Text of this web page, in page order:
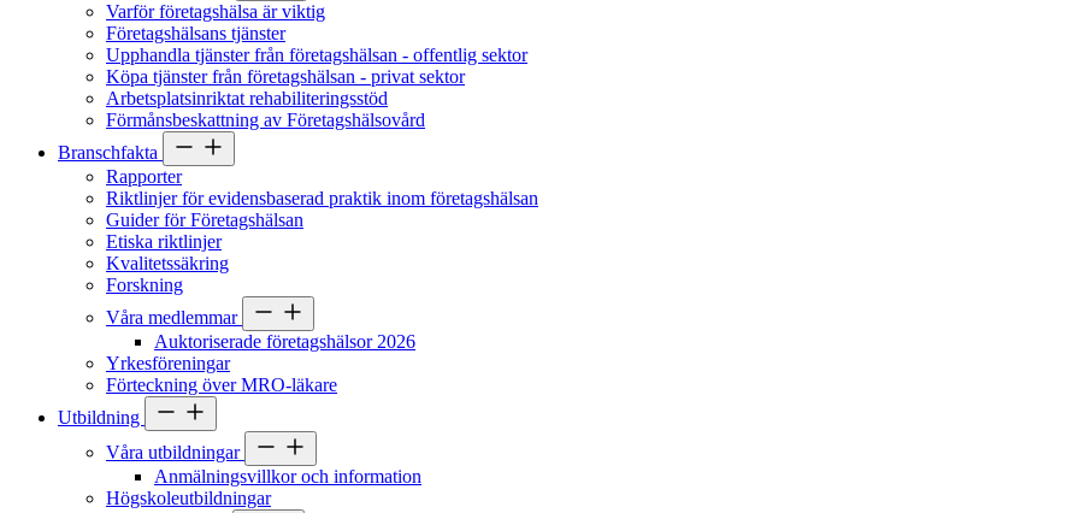
Varför företagshälsa är viktig
Företagshälsans tjänster
Upphandla tjänster från företagshälsan - offentlig sektor
Köpa tjänster från företagshälsan - privat sektor
Arbetsplatsinriktat rehabiliteringsstöd
Förmånsbeskattning av Företagshälsovård
Branschfakta
Rapporter
Riktlinjer för evidensbaserad praktik inom företagshälsan
Guider för Företagshälsan
Etiska riktlinjer
Kvalitetssäkring
Forskning
Våra medlemmar
Auktoriserade företagshälsor 2026
Yrkesföreningar
Förteckning över MRO-läkare
Utbildning
Våra utbildningar
Anmälningsvillkor och information
Högskoleutbildningar